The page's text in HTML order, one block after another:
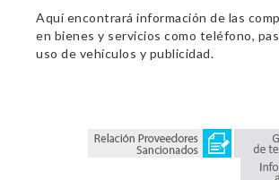
Aquí encontrará información de las
en bienes y servicios como teléfono,
uso de vehículos y publicidad.